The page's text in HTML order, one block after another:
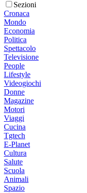
Sezioni
Cronaca
Mondo
Economia
Politica
Spettacolo
Televisione
People
Lifestyle
Videogiochi
Donne
Magazine
Motori
Viaggi
Cucina
Tgtech
E-Planet
Cultura
Salute
Scuola
Animali
Spazio